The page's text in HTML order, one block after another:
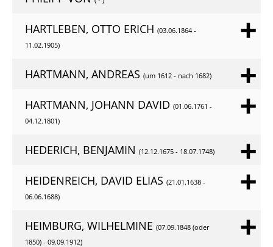
HARTLEBEN, OTTO ERICH (03.06.1864 -
11.02.1905)
HARTMANN, ANDREAS (um 1612 - nach 1682)
HARTMANN, JOHANN DAVID (01.06.1761 -
04.12.1801)
HEDERICH, BENJAMIN (12.12.1675 - 18.07.1748)
HEIDENREICH, DAVID ELIAS (21.01.1638 -
06.06.1688)
HEIMBURG, WILHELMINE (07.09.1848 (oder
1850) - 09.09.1912)